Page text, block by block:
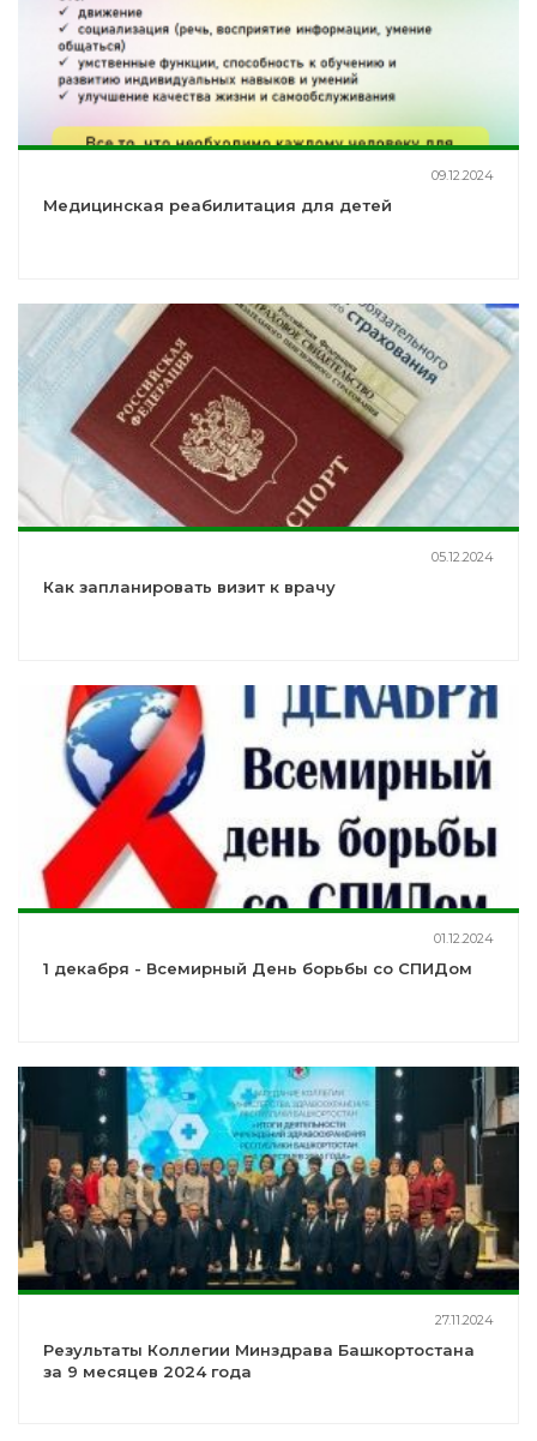
09.12.2024
Медицинская реабилитация для детей
05.12.2024
Как запланировать визит к врачу
01.12.2024
1 декабря - Всемирный День борьбы со СПИДом
27.11.2024
Результаты Коллегии Минздрава Башкортостана
за 9 месяцев 2024 года